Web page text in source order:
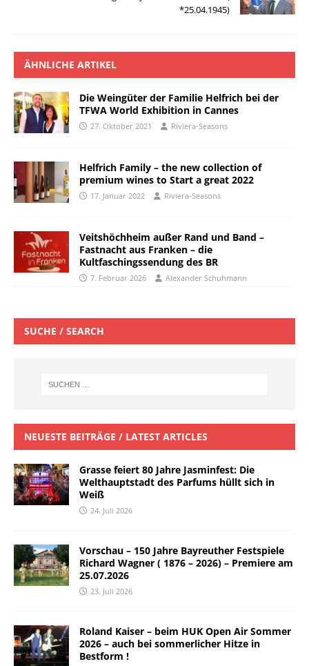
*25.04.1945)
ÄHNLICHE ARTIKEL
Die Weingüter der Familie Helfrich bei der
TFWA World Exhibition in Cannes
27. Oktober 2021 Riviera-Seasons
Helfrich Family – the new collection of
premium wines to Start a great 2022
17. Januar 2022 Riviera-Seasons
Veitshöchheim außer Rand und Band –
Fastnacht aus Franken – die
Kultfaschingssendung des BR
7. Februar 2026 Alexander Schuhmann
SUCHE / SEARCH
NEUESTE BEITRÄGE / LATEST ARTICLES
Grasse feiert 80 Jahre Jasminfest: Die
Welthauptstadt des Parfums hüllt sich in
Weiß
24. Juli 2026
Vorschau – 150 Jahre Bayreuther Festspiele
Richard Wagner ( 1876 – 2026) – Premiere am
25.07.2026
23. Juli 2026
Roland Kaiser – beim HUK Open Air Sommer
2026 – auch bei sommerlicher Hitze in
Bestform !